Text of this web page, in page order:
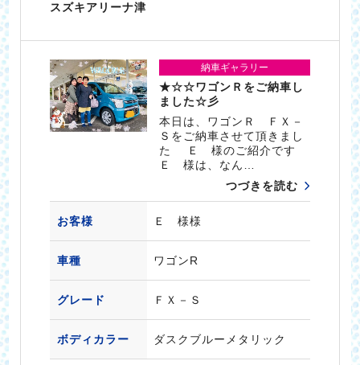
スズキアリーナ津
納車ギャラリー
★☆☆ワゴンＲをご納車し
ました☆彡
本日は、ワゴンＲ ＦＸ－
Ｓをご納車させて頂きまし
た Ｅ 様のご紹介です
Ｅ 様は、なん…
つづきを読む
お客様 Ｅ 様様
車種 ワゴンR
グレード ＦＸ－Ｓ
ボディカラー ダスクブルーメタリック